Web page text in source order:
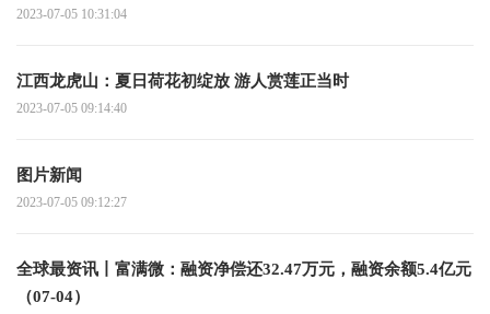
2023-07-05 10:31:04
江西龙虎山：夏日荷花初绽放 游人赏莲正当时
2023-07-05 09:14:40
图片新闻
2023-07-05 09:12:27
全球最资讯丨富满微：融资净偿还32.47万元，融资余额5.4亿元
（07-04）